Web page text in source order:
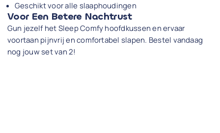
Geschikt voor alle slaaphoudingen
Voor Een Betere Nachtrust
Gun jezelf het Sleep Comfy hoofdkussen en ervaar
voortaan pijnvrij en comfortabel slapen. Bestel vandaag
nog jouw set van 2!